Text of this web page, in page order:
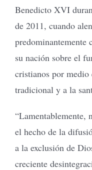
Benedicto XVI
de 2011, cuando
predominantemente
su nación sobre el
cristianos por
tradicional y a la
“Lamentablemente,
el hecho de la
a la exclusión de
creciente